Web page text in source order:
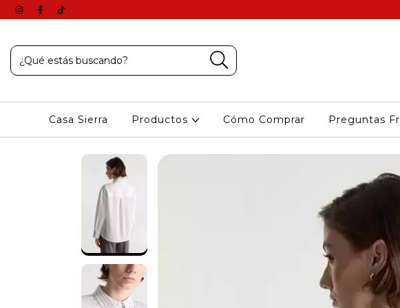
Casa Sierra Productos Cómo Comprar Preguntas